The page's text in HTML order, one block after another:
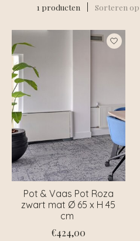
1 producten Sorteren op
Pot & Vaas Pot Roza
zwart mat Ø 65 x H 45
cm
€424,00